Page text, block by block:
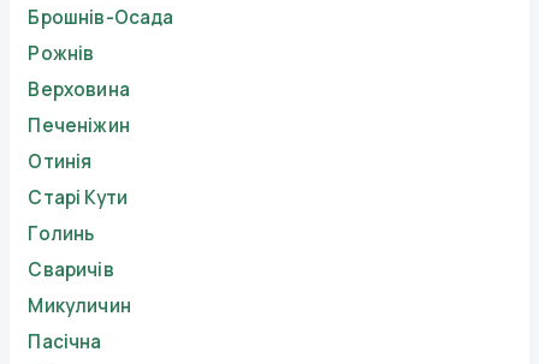
Брошнів-Осада
Рожнів
Верховина
Печеніжин
Отинія
Старі Кути
Голинь
Сваричів
Микуличин
Пасічна